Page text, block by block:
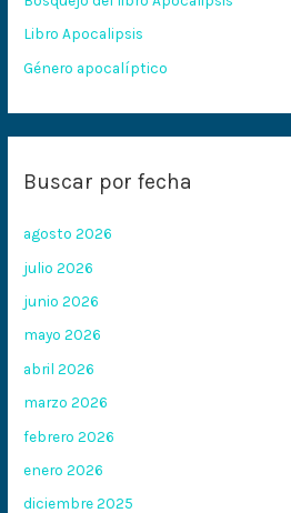
:Libro Apocalipsis
Género apocalíptico
Buscar por fecha
agosto 2026
julio 2026
junio 2026
mayo 2026
abril 2026
marzo 2026
febrero 2026
enero 2026
diciembre 2025